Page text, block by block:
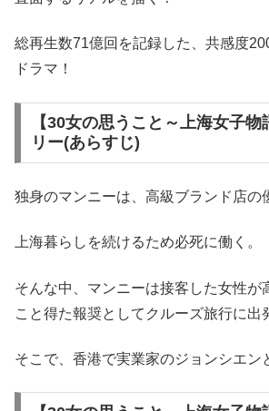
総再生数71億回を記録した、共感度
ドラマ！
【30女の思うこと～上海女子
リー(あらすじ)
独身のマンニーは、高級ブランド店の
上海暮らしを続けるため必死に働く。
そんな中、マンニーは接客した女性が
こと得た報奨としてクルーズ旅行に出
そこで、香港で実業家のジョンシエン